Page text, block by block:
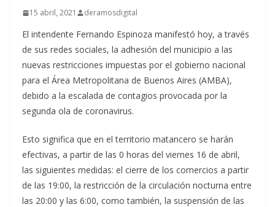
15 abril, 2021 deramosdigital
El intendente Fernando Espinoza manifestó hoy, a través
de sus redes sociales, la adhesión del municipio a las
nuevas restricciones impuestas por el gobierno nacional
para el Área Metropolitana de Buenos Aires (AMBA),
debido a la escalada de contagios provocada por la
segunda ola de coronavirus.
Esto significa que en el territorio matancero se harán
efectivas, a partir de las 0 horas del viernes 16 de abril,
las siguientes medidas: el cierre de los comercios a partir
de las 19:00, la restricción de la circulación nocturna entre
las 20:00 y las 6:00, como también, la suspensión de las